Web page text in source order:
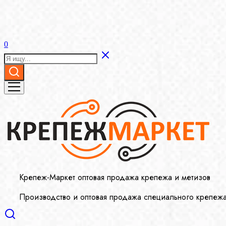
0
Крепеж-Маркет оптовая продажа крепежа и метизов
Производство и оптовая продажа специального